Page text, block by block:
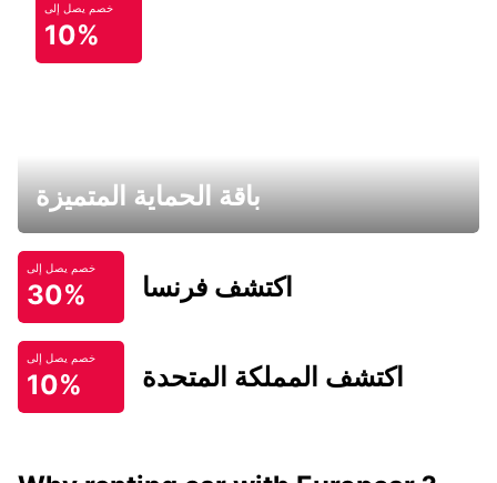
خصم يصل إلى
10%
باقة الحماية المتميزة
خصم يصل إلى
30% اكتشف فرنسا
خصم يصل إلى
10% اكتشف المملكة المتحدة